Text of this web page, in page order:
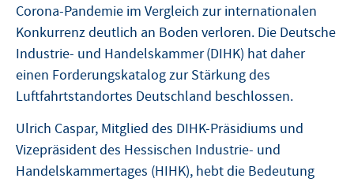
Corona-Pandemie im Vergleich zur internationalen
Konkurrenz deutlich an Boden verloren. Die Deutsche
Industrie- und Handelskammer (DIHK) hat daher
einen Forderungskatalog zur Stärkung des
Luftfahrtstandortes Deutschland beschlossen.
Ulrich Caspar, Mitglied des DIHK-Präsidiums und
Vizepräsident des Hessischen Industrie- und
Handelskammertages (HIHK), hebt die Bedeutung